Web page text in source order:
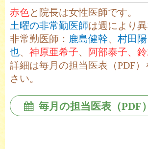
赤色と 院長は女性医師です。
土曜の非常勤医師は週により異
非常勤医師： 鹿島健幹、 村田陽
也、 神原亜希子、
阿部泰子、
詳細は毎月の担当医表（PDF
さい。
毎月の担当医表（PDF